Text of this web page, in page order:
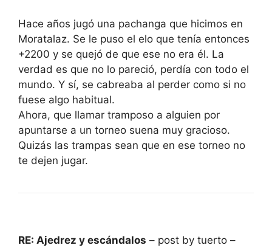
Hace años jugó una pachanga que hicimos en
Moratalaz. Se le puso el elo que tenía entonces
+2200 y se quejó de que ese no era él. La
verdad es que no lo pareció, perdía con todo el
mundo. Y sí, se cabreaba al perder como si no
fuese algo habitual.
Ahora, que llamar tramposo a alguien por
apuntarse a un torneo suena muy gracioso.
Quizás las trampas sean que en ese torneo no
te dejen jugar.
RE: Ajedrez y escándalos – post by tuerto –